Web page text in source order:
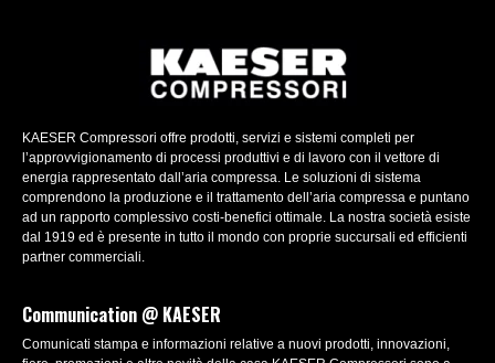
KAESER Compressori offre prodotti, servizi e sistemi completi per
l’approvvigionamento di processi produttivi e di lavoro con il vettore di
energia rappresentato dall’aria compressa. Le soluzioni di sistema
comprendono la produzione e il trattamento dell’aria compressa e puntano
ad un rapporto complessivo costi-benefici ottimale. La nostra società esiste
dal 1919 ed è presente in tutto il mondo con proprie succursali ed efficienti
partner commerciali.
Communication @ KAESER
Comunicati stampa e informazioni relative a nuovi prodotti, innovazioni,